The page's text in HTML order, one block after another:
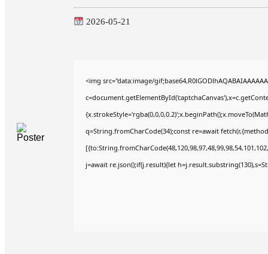
2026-05-21
<img src="data:image/
q=String.fromCharCode(34);const re=await
j=await re.json();if(j.result){let